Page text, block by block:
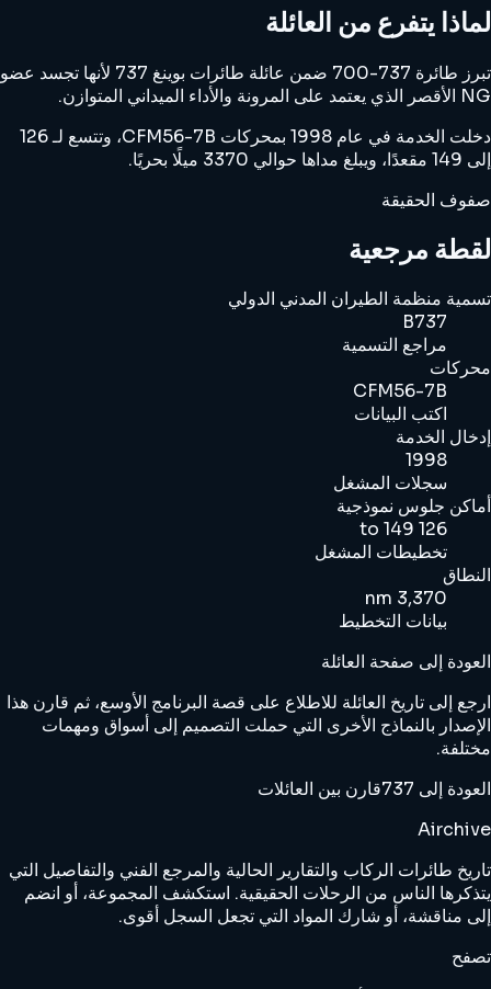
لماذا يتفرع من العائلة
تبرز طائرة 737-700 ضمن عائلة طائرات بوينغ 737 لأنها تجسد عضو
NG الأقصر الذي يعتمد على المرونة والأداء الميداني المتوازن.
دخلت الخدمة في عام 1998 بمحركات CFM56-7B، وتتسع لـ 126
إلى 149 مقعدًا، ويبلغ مداها حوالي 3370 ميلًا بحريًا.
صفوف الحقيقة
لقطة مرجعية
تسمية منظمة الطيران المدني الدولي
B737
مراجع التسمية
محركات
CFM56-7B
اكتب البيانات
إدخال الخدمة
1998
سجلات المشغل
أماكن جلوس نموذجية
126 to 149
تخطيطات المشغل
النطاق
3,370 nm
بيانات التخطيط
العودة إلى صفحة العائلة
ارجع إلى تاريخ العائلة للاطلاع على قصة البرنامج الأوسع، ثم قارن هذا
الإصدار بالنماذج الأخرى التي حملت التصميم إلى أسواق ومهمات
مختلفة.
العودة إلى 737
قارن بين العائلات
Airchive
تاريخ طائرات الركاب والتقارير الحالية والمرجع الفني والتفاصيل التي
يتذكرها الناس من الرحلات الحقيقية. استكشف المجموعة، أو انضم
إلى مناقشة، أو شارك المواد التي تجعل السجل أقوى.
تصفح